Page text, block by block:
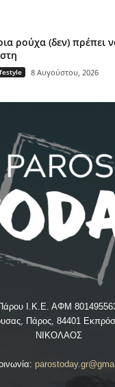
ρούχα (δεν) πρέπει
8 Αυγούστου, 2026
Πάρου Ι.Κ.Ε. ΑΦΜ
Πάρος, 84401
ΝΙΚΟΛΑΟΣ